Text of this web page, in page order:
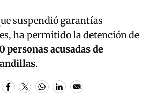
suspendió garantías
ha permitido la detención de
personas acusadas de
.